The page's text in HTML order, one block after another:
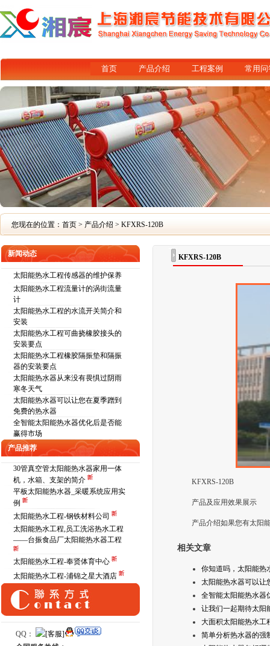
首页 产品介绍 工程案例 常用问
您现在的位置： 首页 > 产品介绍 > KFXRS-120B
新闻动态
太阳能热水工程传感器的维护保养
太阳能热水工程流量计的涡街流量
计
太阳能热水工程的水流开关简介和
安装
太阳能热水工程可曲挠橡胶接头的
安装要点
太阳能热水工程橡胶隔振垫和隔振
器的安装要点
太阳能热水器从来没有畏惧过阴雨
寒冬天气
太阳能热水器可以让您在夏季蹭到
免费的热水器
全智能太阳能热水器优化后是否能
赢得市场
产品推荐
30管真空管太阳能热水器家用一体
机，水箱、支架的简介
平板太阳能热水器_采暖系统应用实
例
太阳能热水工程-钢铁材料公司
太阳能热水工程,员工洗浴热水工程
——台振食品厂太阳能热水器工程
太阳能热水工程-奉贤体育中心
太阳能热水工程-浦锦之星大酒店
QQ：
KFXRS-120B
KFXRS-120B
产品及应用效果展示
产品介绍如果您有太阳
相关文章
你知道吗，太阳能热
太阳能热水器可以让
全智能太阳能热水器
让我们一起期待太阳
大面积太阳能热水
简单分析热水器的强